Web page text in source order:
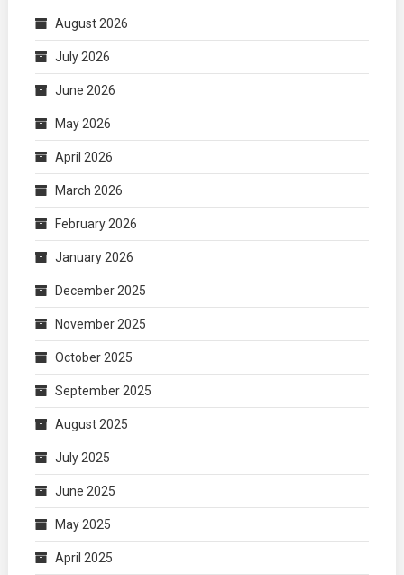
August 2026
July 2026
June 2026
May 2026
April 2026
March 2026
February 2026
January 2026
December 2025
November 2025
October 2025
September 2025
August 2025
July 2025
June 2025
May 2025
April 2025